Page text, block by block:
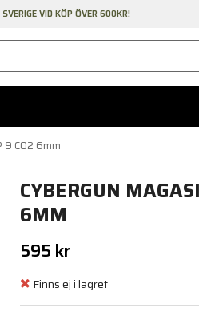
VID KÖP ÖVER 600KR!
9 CO2 6mm
CYBERGUN
6MM
595 kr
Finns ej i lagret